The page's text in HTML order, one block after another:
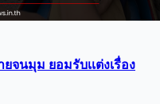
นมุม ยอมรับเเต่งเรื่อง